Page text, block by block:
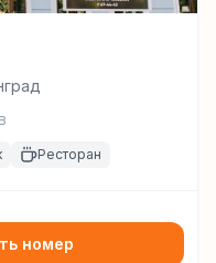
Ресторан
номер